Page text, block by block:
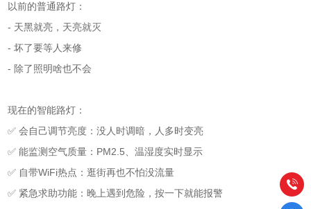
以前的普通路灯：
- 天黑就亮，天亮就灭
- 坏了要等人来修
- 除了照明啥也不会
现在的智能路灯：
✅ 会自己调节亮度：没人时调暗，人多时变亮
✅ 能监测空气质量：PM2.5、温湿度实时显示
✅ 自带WiFi热点：逛街再也不怕没流量
✅ 紧急求助功能：晚上遇到危险，按一下就能报警